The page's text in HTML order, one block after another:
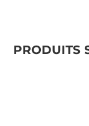
PRODUITS